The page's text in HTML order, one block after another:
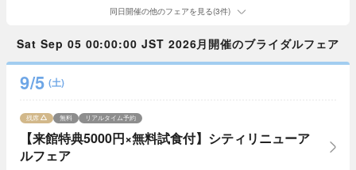
同日開催の他のフェアを見る(3件)
Sat Sep 05 00:00:00 JST 2026月開催のブライダルフェア
9/5 (土)
【来館特典5000円×無料試食付】シティリニューア
ルフェア
残席 無料 リアルタイム予約